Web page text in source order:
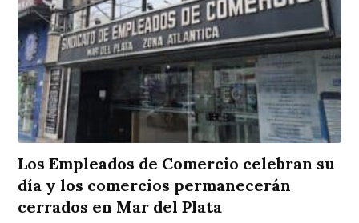
Los Empleados de Comercio celebran su
día y los comercios permanecerán
cerrados en Mar del Plata